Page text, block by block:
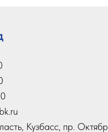
Кузбасс, пр.